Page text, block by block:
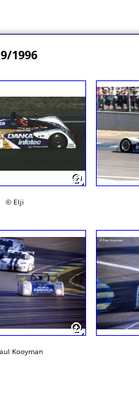
1996
© Elji
Kooyman